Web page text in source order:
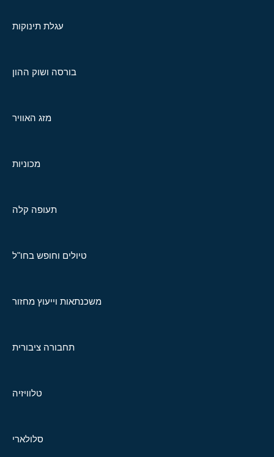
עגלת תינוקות
בורסה ושוק ההון
מזג האוויר
מכוניות
תעופה קלה
טיולים וחופש בחו"ל
משכנתאות וייעוץ מחזור
תחבורה ציבורית
טלוויזיה
סלולארי